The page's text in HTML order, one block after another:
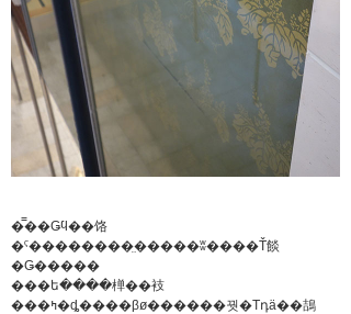
�̿��Ǥϥ��饹
�ˤ��������̤�����ʬ����Ť餤
�Ǥ�����
���ե����椫��衼
���ߤ�ȡ����βø������꿧�Τդä��鴶